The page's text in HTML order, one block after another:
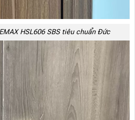
HSL606 SBS tiêu chuẩn Đức